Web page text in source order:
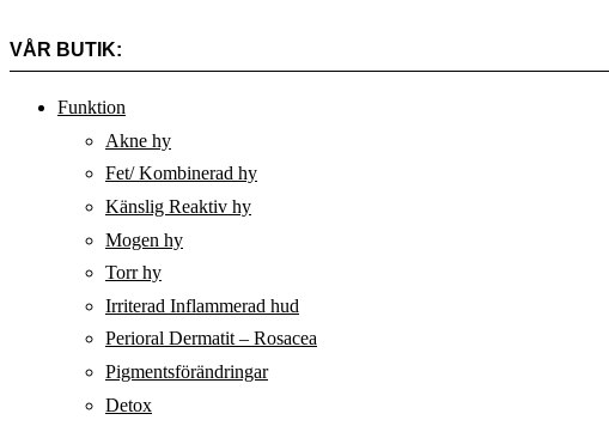
VÅR BUTIK:
Funktion
Akne hy
Fet/ Kombinerad hy
Känslig Reaktiv hy
Mogen hy
Torr hy
Irriterad Inflammerad hud
Perioral Dermatit – Rosacea
Pigmentsförändringar
Detox